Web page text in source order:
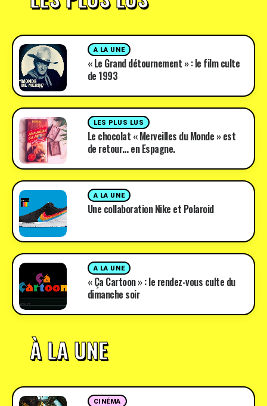
A LA UNE
« Le Grand détournement » : le film culte
de 1993
LES PLUS LUS
Le chocolat « Merveilles du Monde » est
de retour… en Espagne.
A LA UNE
Une collaboration Nike et Polaroid
A LA UNE
« Ça Cartoon » : le rendez-vous culte du
dimanche soir
À LA UNE
CINÉMA